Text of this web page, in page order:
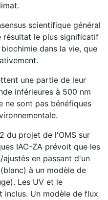
scientifique général
résultat le plus significatif
dans la vie, que
une partie de leur
inférieures à 500 nm
ne sont pas bénéfiques
du projet de l'OMS sur
IAC-ZA prévoit que les
en passant d'un
à un modèle de
Les UV et le
inclus. Un modèle de flux